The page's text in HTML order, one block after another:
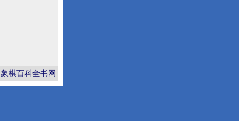
象棋百科全书网